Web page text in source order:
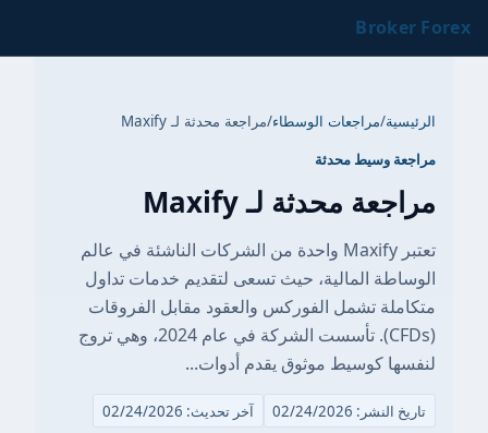
Broker Forex
الرئيسية/مراجعات الوسطاء/مراجعة محدثة لـ Maxify
مراجعة وسيط محدثة
مراجعة محدثة لـ Maxify
تعتبر Maxify واحدة من الشركات الناشئة في عالم
الوساطة المالية، حيث تسعى لتقديم خدمات تداول
متكاملة تشمل الفوركس والعقود مقابل الفروقات
(CFDs). تأسست الشركة في عام 2024، وهي تروج
لنفسها كوسيط موثوق يقدم أدوات...
تاريخ النشر: 02/24/2026 آخر تحديث: 02/24/2026